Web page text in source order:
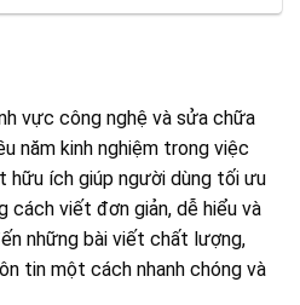
vực công nghệ và sửa chữa
năm kinh nghiệm trong việc
hữu ích giúp người dùng tối ưu
cách viết đơn giản, dễ hiểu và
những bài viết chất lượng,
tin một cách nhanh chóng và